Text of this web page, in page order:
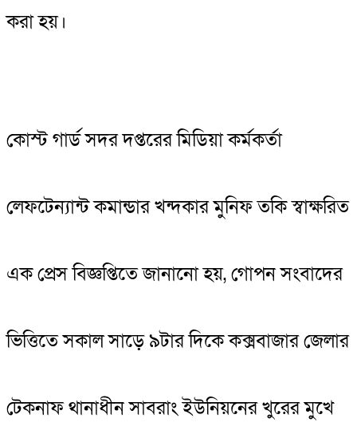
করা হয়।
কোস্ট গার্ড সদর দপ্তরের মিডিয়া কর্মকর্তা
লেফটেন্যান্ট কমান্ডার খন্দকার মুনিফ তকি স্বাক্ষরিত
এক প্রেস বিজ্ঞপ্তিতে জানানো হয়, গোপন সংবাদের
ভিত্তিতে সকাল সাড়ে ৯টার দিকে কক্সবাজার জেলার
টেকনাফ থানাধীন সাবরাং ইউনিয়নের খুরের মুখে